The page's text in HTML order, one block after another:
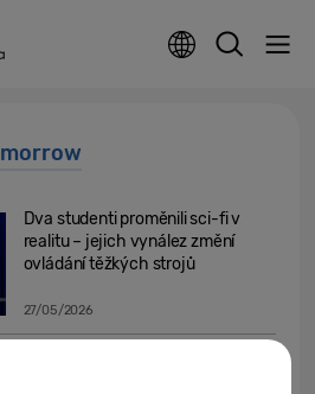
Dva studenti proměnili sci-fi v
realitu – jejich vynález změní
ovládání těžkých strojů
27/05/2026